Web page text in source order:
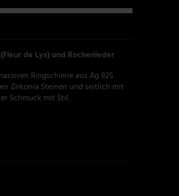
de Lys) und Rochenleder
Ringschiene aus Ag 925
Zirkonia Steinen und seitlich mit
Schmuck mit Stil.